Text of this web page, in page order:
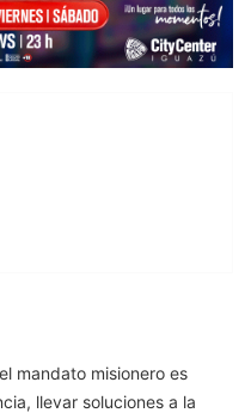
mandato misionero es
llevar soluciones a la